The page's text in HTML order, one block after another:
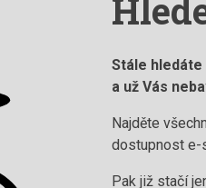
Stále hledáte
a už Vás
Najděte
dostupnost e-
Pak již stačí